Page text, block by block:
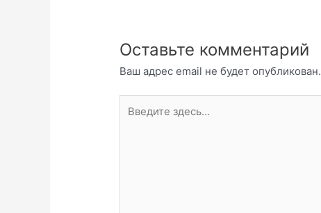
Оставьте комментарий
Ваш адрес email не будет опубликован.
здесь...